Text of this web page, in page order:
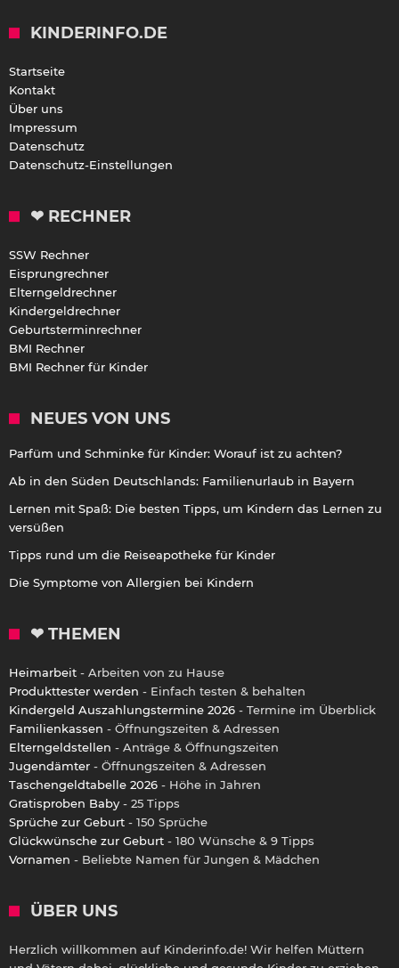
KINDERINFO.DE
Startseite
Kontakt
Über uns
Impressum
Datenschutz
Datenschutz-Einstellungen
❤ RECHNER
SSW Rechner
Eisprungrechner
Elterngeldrechner
Kindergeldrechner
Geburtsterminrechner
BMI Rechner
BMI Rechner für Kinder
NEUES VON UNS
Parfüm und Schminke für Kinder: Worauf ist zu achten?
Ab in den Süden Deutschlands: Familienurlaub in Bayern
Lernen mit Spaß: Die besten Tipps, um Kindern das Lernen zu
versüßen
Tipps rund um die Reiseapotheke für Kinder
Die Symptome von Allergien bei Kindern
❤ THEMEN
Heimarbeit - Arbeiten von zu Hause
Produkttester werden - Einfach testen & behalten
Kindergeld Auszahlungstermine 2026 - Termine im Überblick
Familienkassen - Öffnungszeiten & Adressen
Elterngeldstellen - Anträge & Öffnungszeiten
Jugendämter - Öffnungszeiten & Adressen
Taschengeldtabelle 2026 - Höhe in Jahren
Gratisproben Baby - 25 Tipps
Sprüche zur Geburt - 150 Sprüche
Glückwünsche zur Geburt - 180 Wünsche & 9 Tipps
Vornamen - Beliebte Namen für Jungen & Mädchen
ÜBER UNS
Herzlich willkommen auf Kinderinfo.de! Wir helfen Müttern